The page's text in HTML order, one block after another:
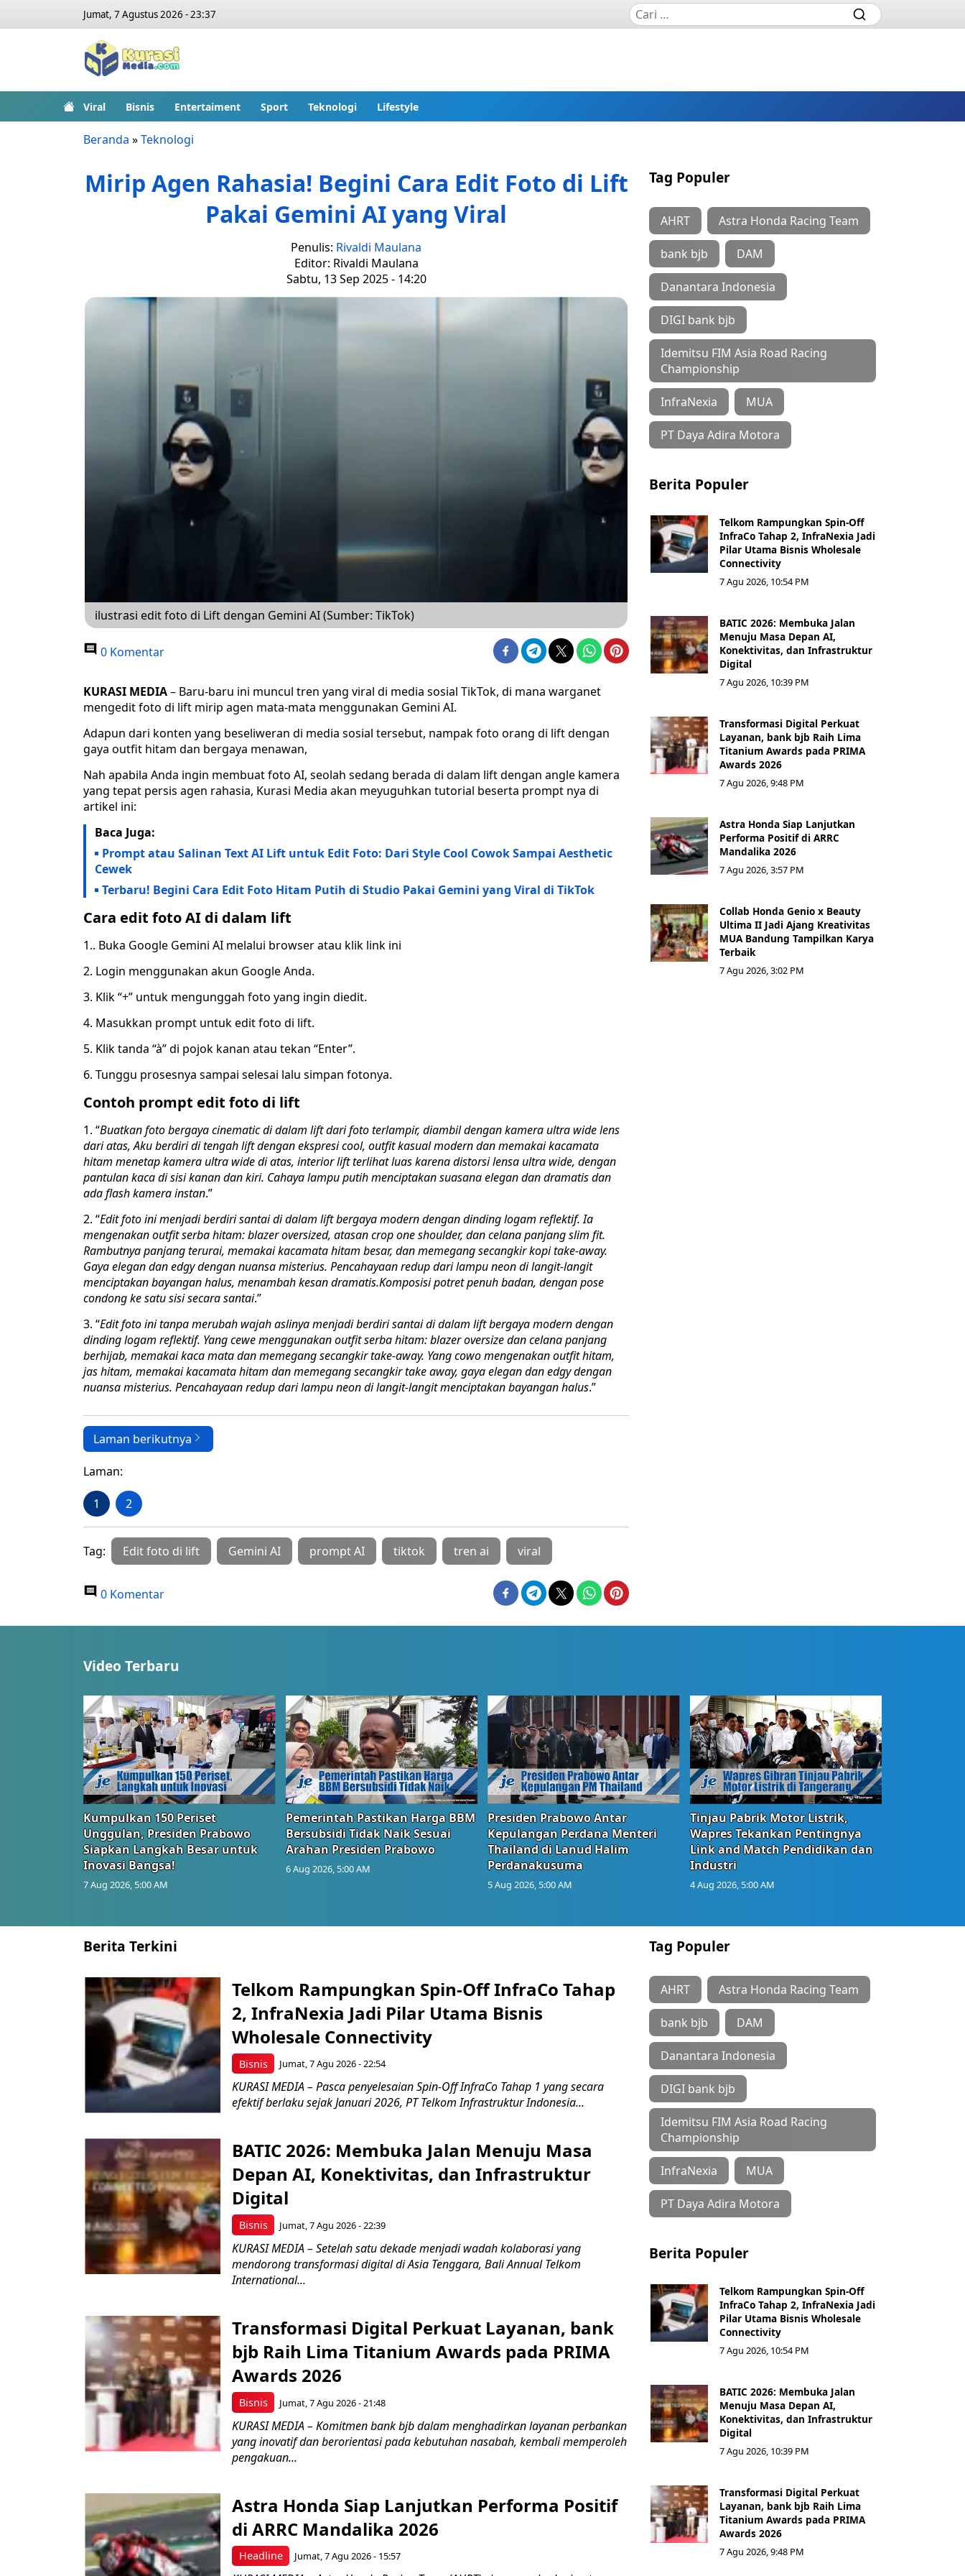
Jumat, 7 Agustus 2026 - 23:37
Viral Bisnis Entertaiment Sport Teknologi Lifestyle
Beranda »Teknologi
Mirip Agen Rahasia! Begini Cara Edit Foto di Lift
Pakai Gemini AI yang Viral
Penulis: Rivaldi Maulana
Editor: Rivaldi Maulana
Sabtu, 13 Sep 2025 - 14:20
ilustrasi edit foto di Lift dengan Gemini AI (Sumber: TikTok)
0 Komentar
KURASI MEDIA– Baru-baru ini muncul tren yang viral di media sosial TikTok, di mana warganet
mengedit foto di lift mirip agen mata-mata menggunakan Gemini AI.
Adapun dari konten yang beseliweran di media sosial tersebut, nampak foto orang di lift dengan
gaya outfit hitam dan bergaya menawan,
Nah apabila Anda ingin membuat foto AI, seolah sedang berada di dalam lift dengan angle kamera
yang tepat persis agen rahasia, Kurasi Media akan meyuguhkan tutorial beserta prompt nya di
artikel ini:
Baca Juga:
Prompt atau Salinan Text AI Lift untuk Edit Foto: Dari Style Cool Cowok Sampai Aesthetic
Cewek
Terbaru! Begini Cara Edit Foto Hitam Putih di Studio Pakai Gemini yang Viral di TikTok
Cara edit foto AI di dalam lift
1.. Buka Google Gemini AI melalui browser atau klik link ini
2. Login menggunakan akun Google Anda.
3. Klik “+” untuk mengunggah foto yang ingin diedit.
4. Masukkan prompt untuk edit foto di lift.
5. Klik tanda “à” di pojok kanan atau tekan “Enter”.
6. Tunggu prosesnya sampai selesai lalu simpan fotonya.
Contoh prompt edit foto di lift
1. “Buatkan foto bergaya cinematic di dalam lift dari foto terlampir, diambil dengan kamera ultra wide lens
dari atas, Aku berdiri di tengah lift dengan ekspresi cool, outfit kasual modern dan memakai kacamata
hitam menetap kamera ultra wide di atas, interior lift terlihat luas karena distorsi lensa ultra wide, dengan
pantulan kaca di sisi kanan dan kiri. Cahaya lampu putih menciptakan suasana elegan dan dramatis dan
ada flash kamera instan.”
2. “Edit foto ini menjadi berdiri santai di dalam lift bergaya modern dengan dinding logam reflektif. Ia
mengenakan outfit serba hitam: blazer oversized, atasan crop one shoulder, dan celana panjang slim fit.
Rambutnya panjang terurai, memakai kacamata hitam besar, dan memegang secangkir kopi take-away.
Gaya elegan dan edgy dengan nuansa misterius. Pencahayaan redup dari lampu neon di langit-langit
menciptakan bayangan halus, menambah kesan dramatis.Komposisi potret penuh badan, dengan pose
condong ke satu sisi secara santai.”
3. “Edit foto ini tanpa merubah wajah aslinya menjadi berdiri santai di dalam lift bergaya modern dengan
dinding logam reflektif. Yang cewe menggunakan outfit serba hitam: blazer oversize dan celana panjang
berhijab, memakai kaca mata dan memegang secangkir take-away. Yang cowo mengenakan outfit hitam,
jas hitam, memakai kacamata hitam dan memegang secangkir take away, gaya elegan dan edgy dengan
nuansa misterius. Pencahayaan redup dari lampu neon di langit-langit menciptakan bayangan halus.”
Laman berikutnya
Laman:
1 2
Tag: Edit foto di lift Gemini AI prompt AI tiktok tren ai viral
0 Komentar
Tag Populer
AHRT Astra Honda Racing Team
bank bjb DAM
Danantara Indonesia
DIGI bank bjb
Idemitsu FIM Asia Road Racing
Championship
InfraNexia MUA
PT Daya Adira Motora
Berita Populer
Telkom Rampungkan Spin-Off
InfraCo Tahap 2, InfraNexia Jadi
Pilar Utama Bisnis Wholesale
Connectivity
7 Agu 2026, 10:54 PM
BATIC 2026: Membuka Jalan
Menuju Masa Depan AI,
Konektivitas, dan Infrastruktur
Digital
7 Agu 2026, 10:39 PM
Transformasi Digital Perkuat
Layanan, bank bjb Raih Lima
Titanium Awards pada PRIMA
Awards 2026
7 Agu 2026, 9:48 PM
Astra Honda Siap Lanjutkan
Performa Positif di ARRC
Mandalika 2026
7 Agu 2026, 3:57 PM
Collab Honda Genio x Beauty
Ultima II Jadi Ajang Kreativitas
MUA Bandung Tampilkan Karya
Terbaik
7 Agu 2026, 3:02 PM
Video Terbaru
Kumpulkan 150 Periset
Unggulan, Presiden Prabowo
Siapkan Langkah Besar untuk
Inovasi Bangsa!
7 Aug 2026, 5:00 AM
Pemerintah Pastikan Harga BBM
Bersubsidi Tidak Naik Sesuai
Arahan Presiden Prabowo
6 Aug 2026, 5:00 AM
Presiden Prabowo Antar
Kepulangan Perdana Menteri
Thailand di Lanud Halim
Perdanakusuma
5 Aug 2026, 5:00 AM
Tinjau Pabrik Motor Listrik,
Wapres Tekankan Pentingnya
Link and Match Pendidikan dan
Industri
4 Aug 2026, 5:00 AM
Berita Terkini
Bisnis
Telkom Rampungkan Spin-Off InfraCo Tahap
2, InfraNexia Jadi Pilar Utama Bisnis
Wholesale Connectivity
Jumat, 7 Agu 2026 - 22:54
KURASI MEDIA – Pasca penyelesaian Spin-Off InfraCo Tahap 1 yang secara
efektif berlaku sejak Januari 2026, PT Telkom Infrastruktur Indonesia...
Bisnis
BATIC 2026: Membuka Jalan Menuju Masa
Depan AI, Konektivitas, dan Infrastruktur
Digital
Jumat, 7 Agu 2026 - 22:39
KURASI MEDIA – Setelah satu dekade menjadi wadah kolaborasi yang
mendorong transformasi digital di Asia Tenggara, Bali Annual Telkom
International...
Bisnis
Transformasi Digital Perkuat Layanan, bank
bjb Raih Lima Titanium Awards pada PRIMA
Awards 2026
Jumat, 7 Agu 2026 - 21:48
KURASI MEDIA – Komitmen bank bjb dalam menghadirkan layanan perbankan
yang inovatif dan berorientasi pada kebutuhan nasabah, kembali memperoleh
pengakuan...
Headline
Astra Honda Siap Lanjutkan Performa Positif
di ARRC Mandalika 2026
Jumat, 7 Agu 2026 - 15:57
Tag Populer
AHRT Astra Honda Racing Team
bank bjb DAM
Danantara Indonesia
DIGI bank bjb
Idemitsu FIM Asia Road Racing
Championship
InfraNexia MUA
PT Daya Adira Motora
Berita Populer
Telkom Rampungkan Spin-Off
InfraCo Tahap 2, InfraNexia Jadi
Pilar Utama Bisnis Wholesale
Connectivity
7 Agu 2026, 10:54 PM
BATIC 2026: Membuka Jalan
Menuju Masa Depan AI,
Konektivitas, dan Infrastruktur
Digital
7 Agu 2026, 10:39 PM
Transformasi Digital Perkuat
Layanan, bank bjb Raih Lima
Titanium Awards pada PRIMA
Awards 2026
7 Agu 2026, 9:48 PM